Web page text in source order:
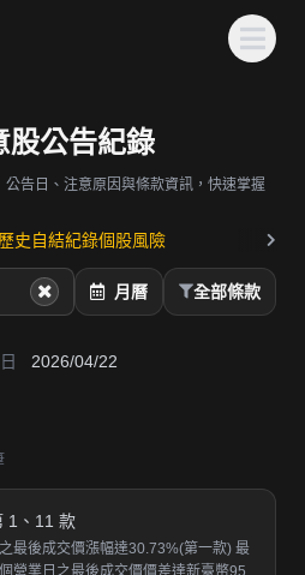
股公告紀錄
公告日、注意原因與條款資訊，快速掌握
史自結紀錄個股風險
月曆 全部條款
2026/04/22
1、11 款
最後成交價漲幅達30.73%(第一款) 最
營業日之最後成交價價差達新臺幣95